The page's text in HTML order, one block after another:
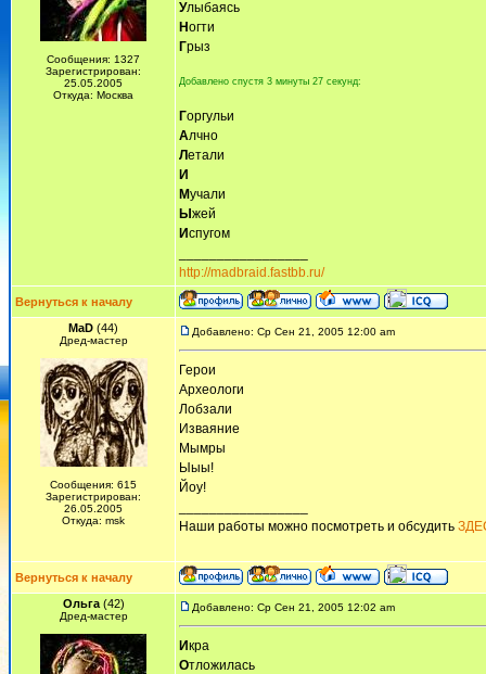
Сообщения: 1327
Зарегистрирован:
25.05.2005
Откуда: Москва
Улыбаясь
Ногти
Грыз
Добавлено спустя 3 минуты 27 секунд:
Горгульи
Алчно
Летали
И
Мучали
Ы жей
Испугом
http://madbraid.fastbb.ru/
Вернуться к началу
MaD (44)
Дред-мастер
Сообщения: 615
Зарегистрирован:
26.05.2005
Откуда: msk
Добавлено: Ср Сен 21, 2005 12:00 am
Герои
Археологи
Лобзали
Изваяние
Мымры
Ыыы!
Йоу!
Наши работы можно посмотреть и обсудить
Вернуться к началу
Ольга(42)
Дред-мастер
Добавлено: Ср Сен 21, 2005 12:02 am
Икра
Отложилась